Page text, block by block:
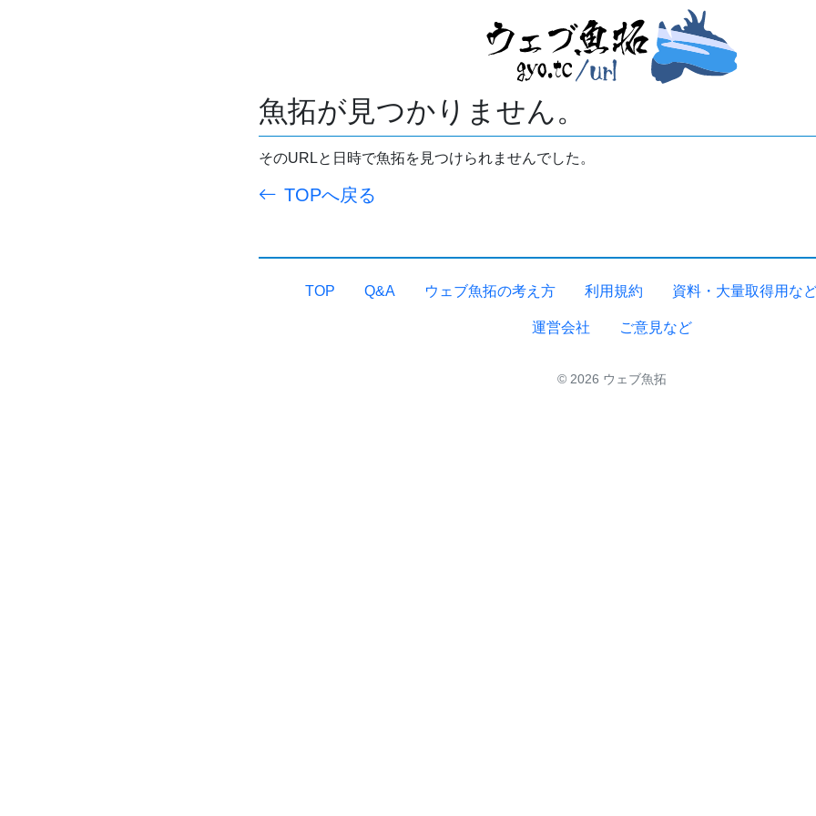
魚拓が見つかりません。
そのURLと日時で魚拓を見つけられませんでした。
TOPへ戻る
TOP Q&A ウェブ魚拓の考え方 利用規約 資料・大量取得用な
運営会社 ご意見など
© 2026 ウェブ魚拓